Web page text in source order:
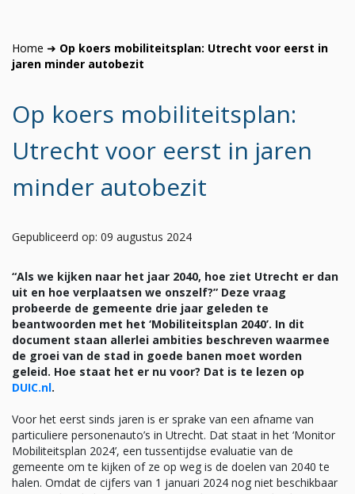
Home ➜ Op koers mobiliteitsplan: Utrecht voor eerst in
jaren minder autobezit
Op koers mobiliteitsplan:
Utrecht voor eerst in jaren
minder autobezit
Gepubliceerd op: 09 augustus 2024
“Als we kijken naar het jaar 2040, hoe ziet Utrecht er dan
uit en hoe verplaatsen we onszelf?” Deze vraag
probeerde de gemeente drie jaar geleden te
beantwoorden met het ‘Mobiliteitsplan 2040’. In dit
document staan allerlei ambities beschreven waarmee
de groei van de stad in goede banen moet worden
geleid. Hoe staat het er nu voor? Dat is te lezen op
DUIC.nl.
Voor het eerst sinds jaren is er sprake van een afname van
particuliere personenauto’s in Utrecht. Dat staat in het ‘Monitor
Mobiliteitsplan 2024’, een tussentijdse evaluatie van de
gemeente om te kijken of ze op weg is de doelen van 2040 te
halen. Omdat de cijfers van 1 januari 2024 nog niet beschikbaar